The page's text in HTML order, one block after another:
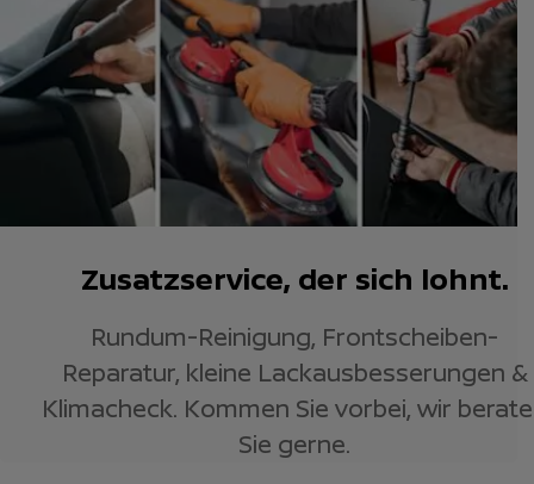
Zusatzservice, der sich lohnt.
Rundum-Reinigung, Frontscheiben-
Reparatur, kleine Lackausbesserungen &
Klimacheck. Kommen Sie vorbei, wir
Sie gerne.